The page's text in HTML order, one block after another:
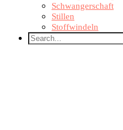
Schwangerschaft
Stillen
Stoffwindeln